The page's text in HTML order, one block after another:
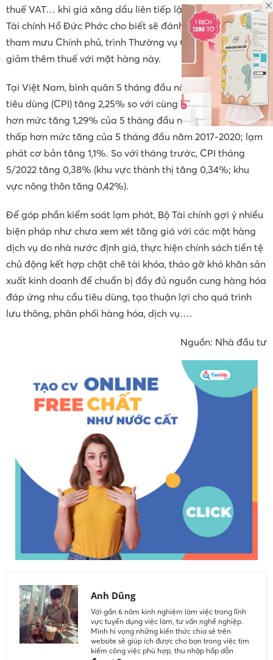
thuế VAT… khi giá xăng dầu liên tiếp lập kỷ lục. Bộ trưởng
Tài chính Hồ Đức Phớc cho biết sẽ đánh giá tác động để
tham mưu Chính phủ, trình Thường vụ Quốc hội, Quốc hội
giảm thêm thuế với mặt hàng này.
Tại Việt Nam, bình quân 5 tháng đầu năm 2022, chỉ số giá
tiêu dùng (CPI) tăng 2,25% so với cùng kỳ năm trước, cao
hơn mức tăng 1,29% của 5 tháng đầu năm 2021, nhưng
thấp hơn mức tăng của 5 tháng đầu năm 2017-2020; lạm
phát cơ bản tăng 1,1%. So với tháng trước, CPI tháng
5/2022 tăng 0,38% (khu vực thành thị tăng 0,34%; khu
vực nông thôn tăng 0,42%).
Để góp phần kiểm soát lạm phát, Bộ Tài chính gợi ý nhiều
biện pháp như chưa xem xét tăng giá với các mặt hàng
dịch vụ do nhà nước định giá, thực hiện chính sách tiền tệ
chủ động kết hợp chặt chẽ tài khóa, tháo gỡ khó khăn sản
xuất kinh doanh để chuẩn bị đầy đủ nguồn cung hàng hóa
đáp ứng nhu cầu tiêu dùng, tạo thuận lợi cho quá trình
lưu thông, phân phối hàng hóa, dịch vụ….
Nguồn: Nhà đầu tư
Anh Dũng
Với gần 6 năm kinh nghiệm làm việc trong lĩnh
vực tuyển dụng việc làm, tư vấn nghề nghiệp.
Mình hi vọng những kiến thức chia sẻ trên
website sẽ giúp ích được cho bạn trong việc tìm
kiếm công việc phù hợp, thu nhập hấp dẫn